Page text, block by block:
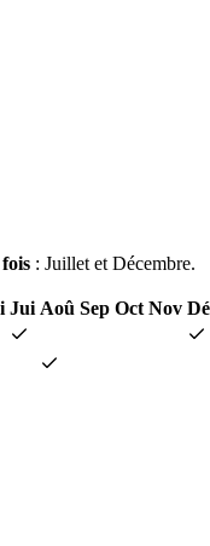
: Juillet et Décembre.
Jui Aoû Sep Oct Nov